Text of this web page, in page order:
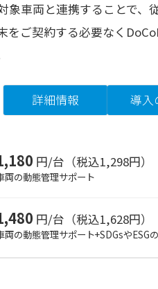
象車両と連携することで、
をご契約する必要なく
詳細情報 導入
円/台（税込1,298円）
両の動態管理サポート
円/台（税込1,628円）
両の動態管理サポート+SDGsやESG